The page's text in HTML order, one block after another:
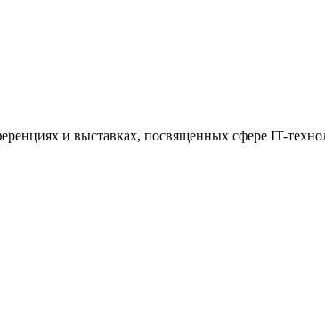
и выставках, посвященных сфере IT-